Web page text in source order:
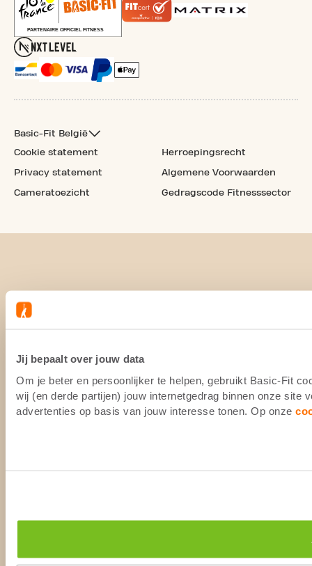
Jij bepaalt over jouw data
Om je beter en persoonlijker te helpen, gebruikt Basic-Fit
wij (en derde partijen) jouw internetgedrag binnen onze site
advertenties op basis van jouw interesse tonen. Op onze
Basic-Fit België
Cookie statement
Privacy statement
Cameratoezicht
Herroepingsrecht
Algemene Voorwaarden
Gedragscode Fitnesssector